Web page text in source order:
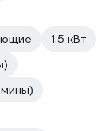
1.5 кВт